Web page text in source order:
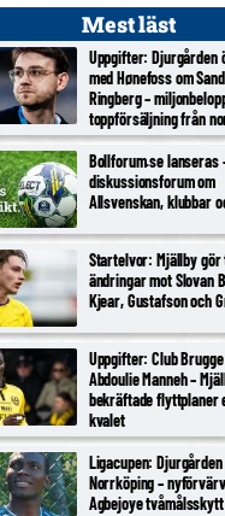
Mest läst
Uppgifter: Djurgården
med Hønefoss om
Ringberg –
toppförsäljning från
tredjeligan
Bollforum.se lanseras
diskussionsforum om
Allsvenskan, klubbar
Startelvor: Mjällby
ändringar mot Slovan
Kjear, Gustafson och
Uppgifter: Club
Abdoulie Manneh –
bekräftade flyttplaner
kvalet
Ligacupen: Djurgården
Norrköping –
Agbejoye